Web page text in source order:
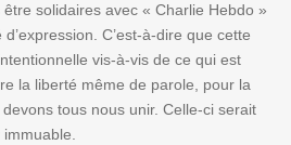
solidaires avec « Charlie Hebdo »
C’est-à-dire que cette
vis-à-vis de ce qui est
la liberté même de parole, pour la
tous nous unir. Celle-ci serait